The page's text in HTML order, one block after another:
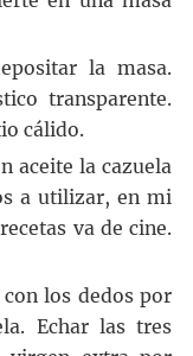
la masa.
transparente.
cálido.
aceite la cazuela
a utilizar, en mi
va de cine.
los dedos por
Echar las tres